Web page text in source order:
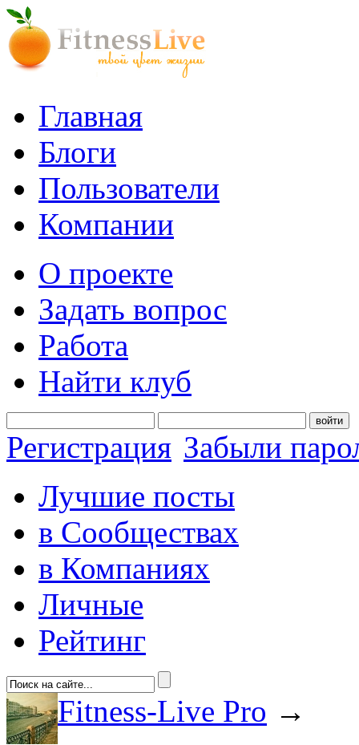
Главная
Блоги
Пользователи
Компании
О проекте
Задать вопрос
Работа
Найти клуб
войти
Регистрация Забыли
Лучшие посты
в Сообществах
в Компаниях
Личные
Рейтинг
Fitness-Live Pro →